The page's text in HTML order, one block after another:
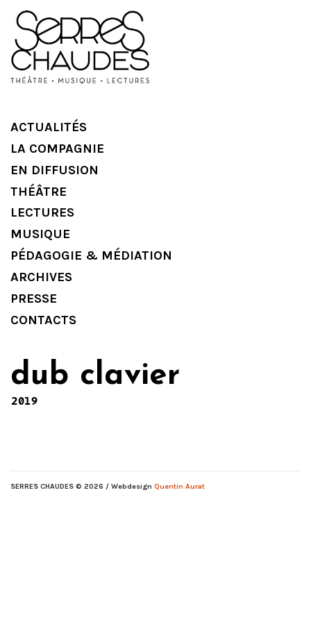
ACTUALITÉS
LA COMPAGNIE
EN DIFFUSION
THÉÂTRE
LECTURES
MUSIQUE
PÉDAGOGIE & MÉDIATION
ARCHIVES
PRESSE
CONTACTS
dub clavier
2019
SERRES CHAUDES © 2026 / Webdesign Quentin Aurat